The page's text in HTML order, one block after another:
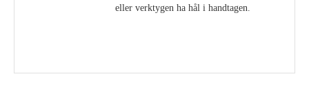
eller verktygen ha hål i handtagen.